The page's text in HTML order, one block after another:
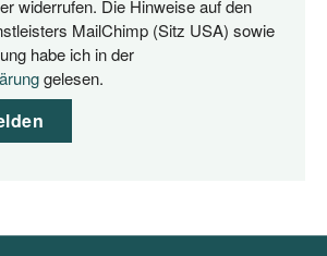
widerrufen. Die Hinweise auf den
MailChimp (Sitz USA) sowie
habe ich in der
gelesen.